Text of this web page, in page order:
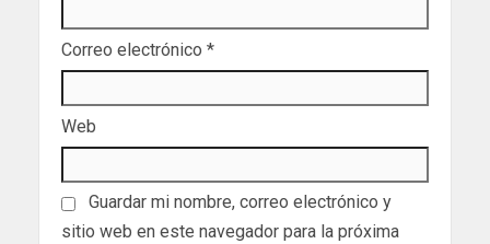
Correo electrónico *
Web
Guardar mi nombre, correo electrónico y
sitio web en este navegador para la próxima